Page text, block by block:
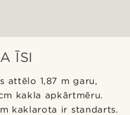
ĪSI
attēlo 1,87 m garu,
kakla apkārtmēru.
kaklarota ir standarts.